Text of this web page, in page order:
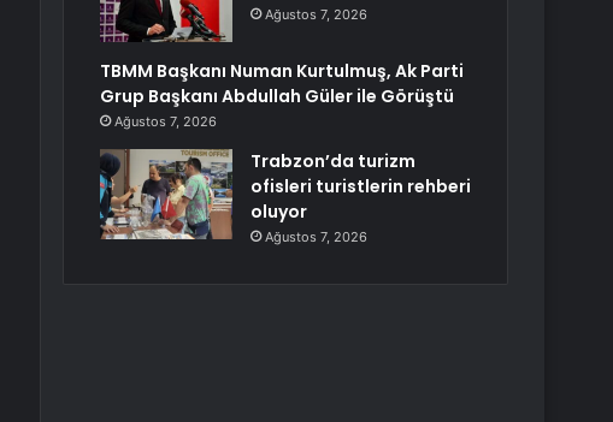
Ağustos 7, 2026
TBMM Başkanı Numan Kurtulmuş, Ak Parti
Grup Başkanı Abdullah Güler ile Görüştü
Ağustos 7, 2026
Trabzon’da turizm
ofisleri turistlerin rehberi
oluyor
Ağustos 7, 2026